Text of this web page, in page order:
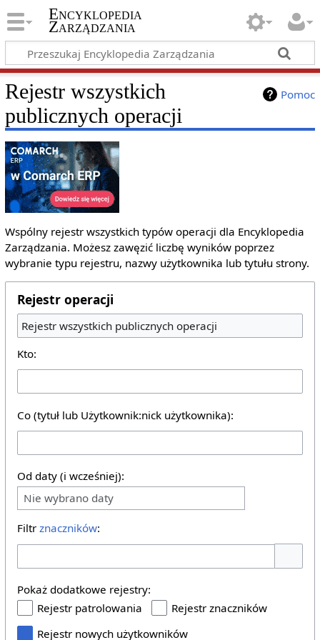
Encyklopedia
Zarządzania
Pomoc
Rejestr wszystkich
publicznych operacji
Wspólny rejestr wszystkich typów operacji dla Encyklopedia
Zarządzania. Możesz zawęzić liczbę wyników poprzez
wybranie typu rejestru, nazwy użytkownika lub tytułu strony.
Rejestr operacji
Rejestr wszystkich publicznych operacji
Kto:
Co (tytuł lub Użytkownik:nick użytkownika):
Od daty (i wcześniej):
Nie wybrano daty
Filtr znaczników:
Pokaż dodatkowe rejestry:
Rejestr patrolowania
Rejestr znaczników
Rejestr nowych użytkowników